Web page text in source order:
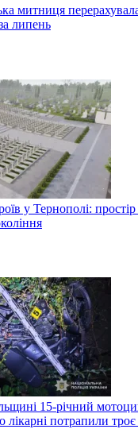
митниця
липень
у Тернополі:
15-річний
лікарні потрапили